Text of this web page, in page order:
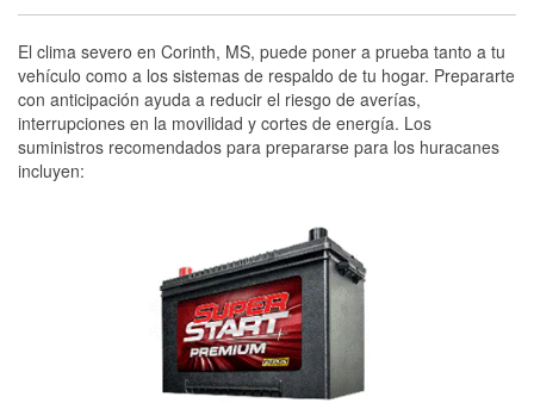
El clima severo en Corinth, MS, puede poner a prueba tanto a tu
vehículo como a los sistemas de respaldo de tu hogar. Prepararte
con anticipación ayuda a reducir el riesgo de averías,
interrupciones en la movilidad y cortes de energía. Los
suministros recomendados para prepararse para los huracanes
incluyen: